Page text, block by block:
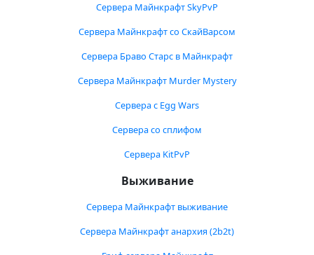
Сервера Майнкрафт SkyPvP
Сервера Майнкрафт со СкайВарсом
Сервера Браво Старс в Майнкрафт
Сервера Майнкрафт Murder Mystery
Сервера с Egg Wars
Сервера со сплифом
Сервера KitPvP
Выживание
Сервера Майнкрафт выживание
Сервера Майнкрафт анархия (2b2t)